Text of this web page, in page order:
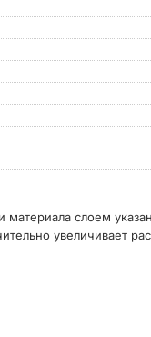
материала слоем
увеличивает